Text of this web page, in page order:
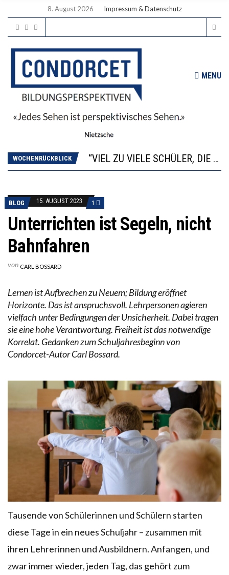
8. August 2026 Impressum & Datenschutz
MENU
WOCHENRÜCKBLICK
DIE GANZE HILFLOSIGKEIT DES BILDUNGSBÜRGERTUMS
WORAUS WÄCHST, WAS KINDER TRÄGT
BLOG 15. AUGUST 2023 1
Unterrichten ist Segeln, nicht
Bahnfahren
von CARL BOSSARD
Lernen ist Aufbrechen zu Neuem; Bildung eröffnet
Horizonte. Das ist anspruchsvoll. Lehrpersonen agieren
vielfach unter Bedingungen der Unsicherheit. Dabei tragen
sie eine hohe Verantwortung. Freiheit ist das notwendige
Korrelat. Gedanken zum Schuljahresbeginn von
Condorcet-Autor Carl Bossard.
Tausende von Schülerinnen und Schülern starten
diese Tage in ein neues Schuljahr – zusammen mit
ihren Lehrerinnen und Ausbildnern. Anfangen, und
zwar immer wieder, jeden Tag, das gehört zum